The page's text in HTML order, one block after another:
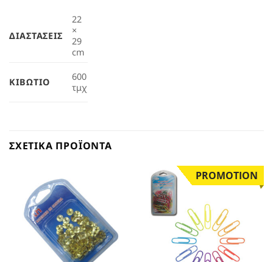
ΔΙΑΣΤΆΣΕΙΣ
22
×
29
cm
ΚΙΒΏΤΙΟ
600
τμχ
ΣΧΕΤΙΚΆ ΠΡΟΪΌΝΤΑ
PROMOTION